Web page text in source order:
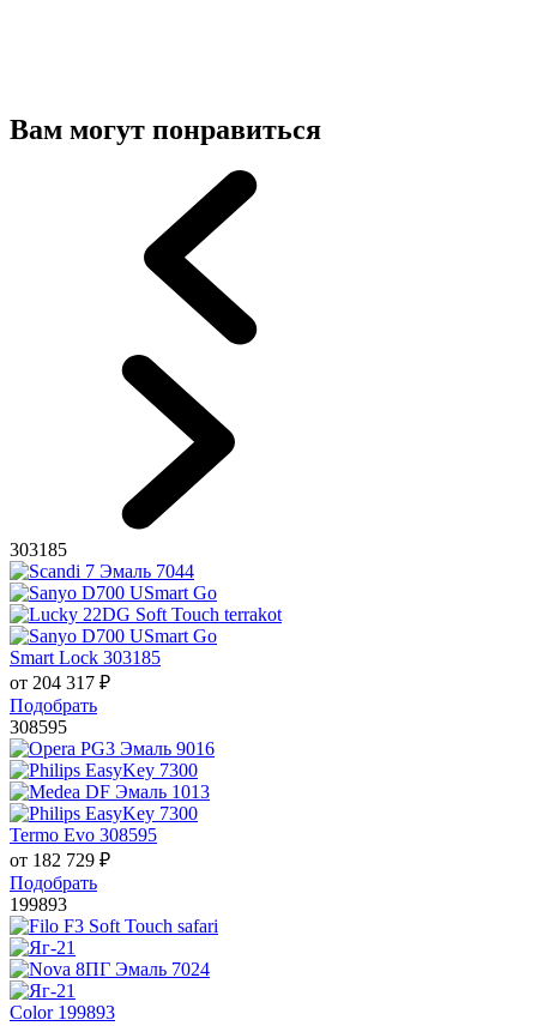
Вам могут понравиться
303185
Smart Lock 303185
от 204 317 ₽
Подобрать
308595
Termo Evo 308595
от 182 729 ₽
Подобрать
199893
Color 199893